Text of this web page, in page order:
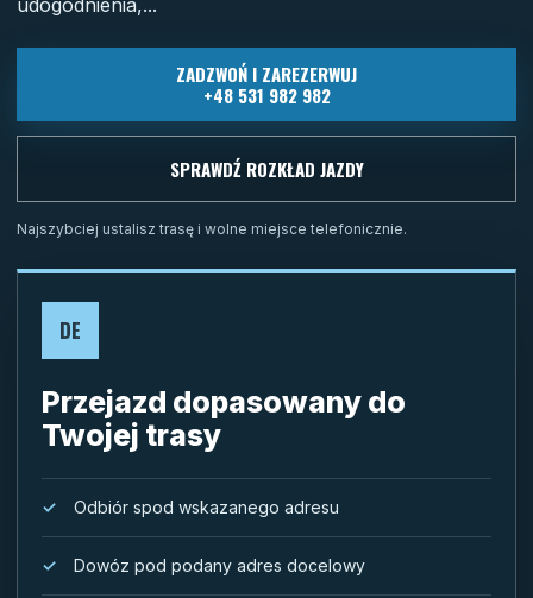
udogodnienia,...
ZADZWOŃ I ZAREZERWUJ
+48 531 982 982
SPRAWDŹ ROZKŁAD JAZDY
Najszybciej ustalisz trasę i wolne miejsce telefonicznie.
DE
Przejazd dopasowany do
Twojej trasy
Odbiór spod wskazanego adresu
Dowóz pod podany adres docelowy